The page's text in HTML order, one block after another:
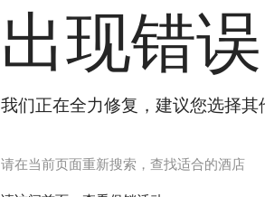
出现错误
我们正在全力修复，建议您选择其
请在当前页面重新搜索，查找适合的酒店